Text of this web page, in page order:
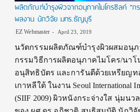
ผลิตภัณฑ์บำรุงผิวจากอนุภาคไมโครซิลค์ “ก
ผลงาน นักวิจัย มทร.ธัญบุรี
EZ Webmaster April 23, 2019
นวัตกรรมผลิตภัณฑ์บำรุงผิวผสมอนุ
กรรมวิธีการผลิตอนุภาคไมโคร/นาโ
อนุสิทธิบัตร และการันตีด้วยเหรียญท
เกาหลีใต้ ในงาน Seoul International
(SIIF 2009) ผิวหนังกระจ่างใส นุ่มน